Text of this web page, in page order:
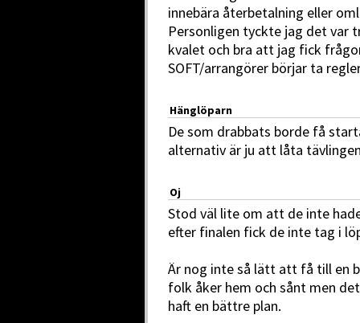
innebära återbetalning eller
Personligen tyckte jag det var
kvalet och bra att jag fick
SOFT/arrangörer börjar ta
Hänglöparn
De som drabbats borde få
alternativ är ju att låta
Oj
Stod väl lite om att de inte
efter finalen fick de inte tag i
Är nog inte så lätt att få till en
folk åker hem och sånt men
haft en bättre plan.